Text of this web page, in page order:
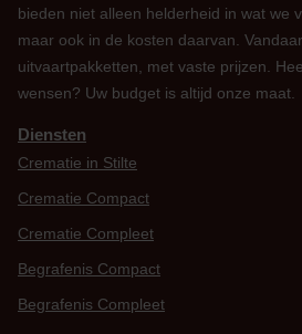
bieden niet alleen helderheid in wat we
maar ook in de kosten daarvan.
uitvaartpakketten, met vaste prijzen.
wensen? Uw budget is altijd onze maat.
Diensten
Crematie in Stilte
Crematie Compact
Crematie Compleet
Begrafenis Compact
Begrafenis Compleet